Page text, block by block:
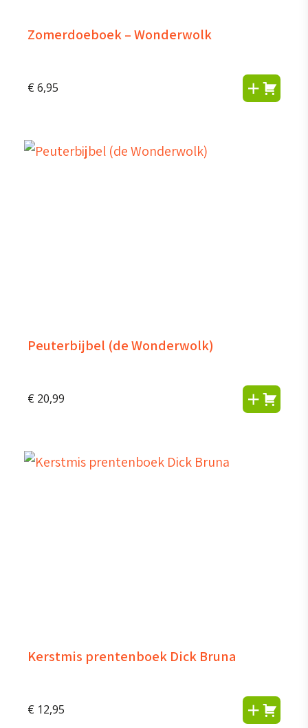
Zomerdoeboek – Wonderwolk
€ 6,95
Peuterbijbel (de Wonderwolk)
€ 20,99
Kerstmis prentenboek Dick Bruna
€ 12,95